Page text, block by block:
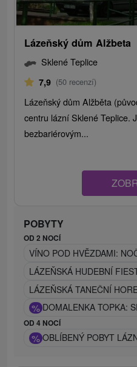
Lázeňský dům Alžbeta
Sklené Teplice
7,9 (50 recenzí)
Lázeňský dům Alžběta
centru lázní Sklené Teplice.
bezbariérovým...
POBYTY
OD 2 NOCÍ
VÍNO POD HVĚZDAMI:
LÁZEŇSKÁ HUDEBNÍ
LÁZEŇSKÁ TANEČNÍ
% DOMALENKA TOPKA:
OD 4 NOCÍ
% OBLÍBENÝ POBYT